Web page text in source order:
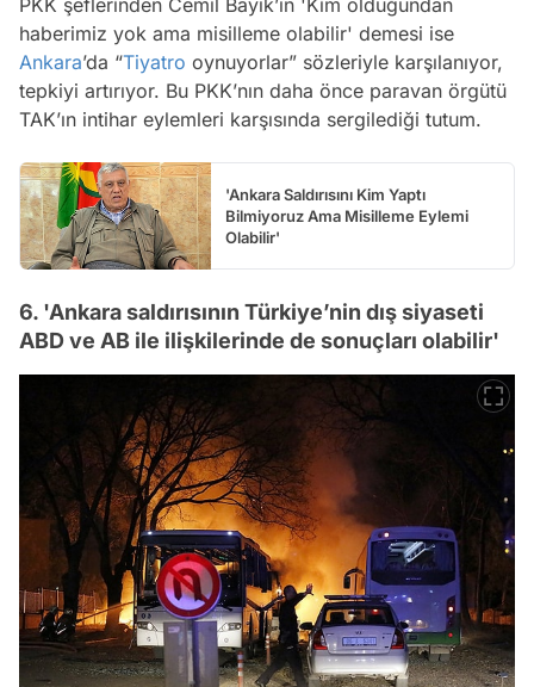
PKK şeflerinden Cemil Bayık’ın 'Kim olduğundan
haberimiz yok ama misilleme olabilir' demesi ise
Ankara’da “Tiyatro oynuyorlar” sözleriyle karşılanıyor,
tepkiyi artırıyor. Bu PKK’nın daha önce paravan örgütü
TAK’ın intihar eylemleri karşısında sergilediği tutum.
'Ankara Saldırısını Kim Yaptı
Bilmiyoruz Ama Misilleme Eylemi
Olabilir'
6. 'Ankara saldırısının Türkiye’nin dış siyaseti
ABD ve AB ile ilişkilerinde de sonuçları olabilir'